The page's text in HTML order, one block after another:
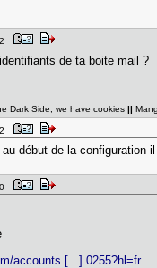
de ta boite mail ?
Dark Side, we have cookies||
début de la configuration
accounts [...] 0255?hl=fr